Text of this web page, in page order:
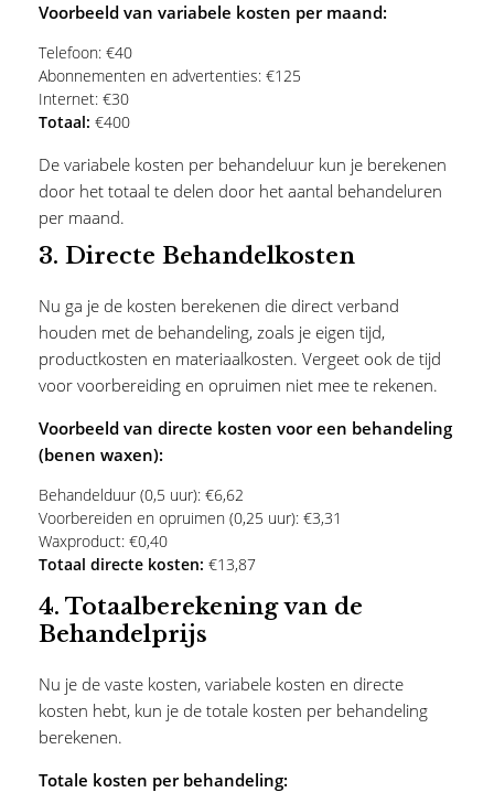
Voorbeeld van variabele kosten per maand:
Telefoon: €40
Abonnementen en advertenties: €125
Internet: €30
Totaal: €400
De variabele kosten per behandeluur kun je berekenen
door het totaal te delen door het aantal behandeluren
per maand.
3. Directe Behandelkosten
Nu ga je de kosten berekenen die direct verband
houden met de behandeling, zoals je eigen tijd,
productkosten en materiaalkosten. Vergeet ook de tijd
voor voorbereiding en opruimen niet mee te rekenen.
Voorbeeld van directe kosten voor een behandeling
(benen waxen):
Behandelduur (0,5 uur): €6,62
Voorbereiden en opruimen (0,25 uur): €3,31
Waxproduct: €0,40
Totaal directe kosten: €13,87
4. Totaalberekening van de
Behandelprijs
Nu je de vaste kosten, variabele kosten en directe
kosten hebt, kun je de totale kosten per behandeling
berekenen.
Totale kosten per behandeling: